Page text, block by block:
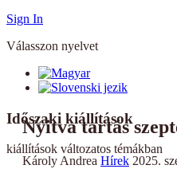
Sign In
Válasszon nyelvet
Időszaki kiállítások
kiállítások változatos témákban
Nyitva tartás
Károly Andrea Hírek 2025.